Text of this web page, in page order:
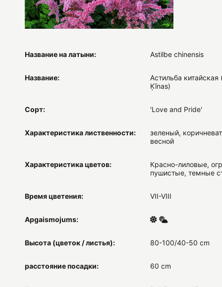
Название на латыни: Astilbe chinensis
Название:
Астильба китайская
Ķīnas)
Сорт: 'Love and Pride'
Характеристика лиственности:
зеленый,
весной
Характеристика цветов:
Красно-лиловые,
пушистые, темные
Время цветения: VII-VIII
Apgaismojums:
Высота (цветок / листья): 80-100/40-50 cm
расстояние посадки: 60 cm